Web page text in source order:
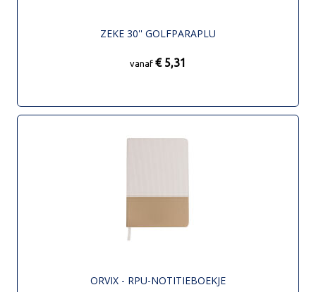
ZEKE 30'' GOLFPARAPLU
vanaf € 5,31
ORVIX - RPU-NOTITIEBOEKJE